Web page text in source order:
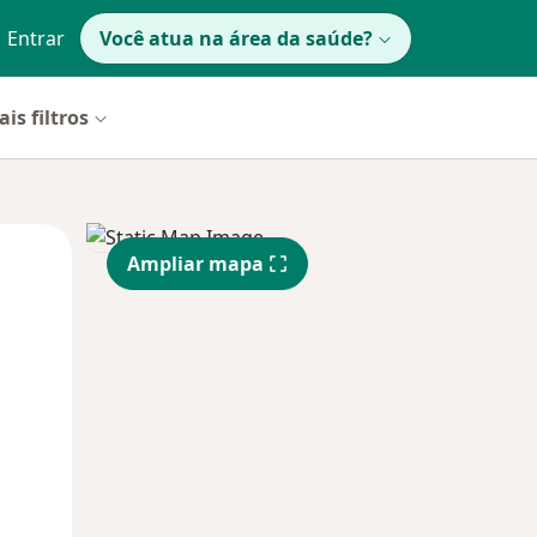
Entrar Você atua na área da saúde?
filtros
Sex,
14 Ago
Sáb,
15 Ago
Ampliar mapa